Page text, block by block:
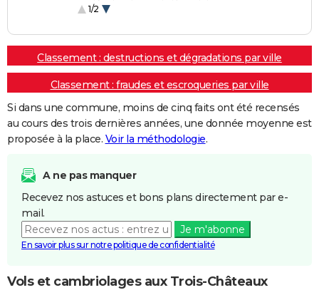
Destructions et dégradations
1/2
Classement : destructions et dégradations par ville
Classement : fraudes et escroqueries par ville
Si dans une commune, moins de cinq faits ont été recensés
au cours des trois dernières années, une donnée moyenne est
proposée à la place. Voir la méthodologie.
A ne pas manquer
Recevez nos astuces et bons plans directement par e-
mail.
Je m'abonne
En savoir plus sur notre politique de confidentialité
Vols et cambriolages aux Trois-Châteaux